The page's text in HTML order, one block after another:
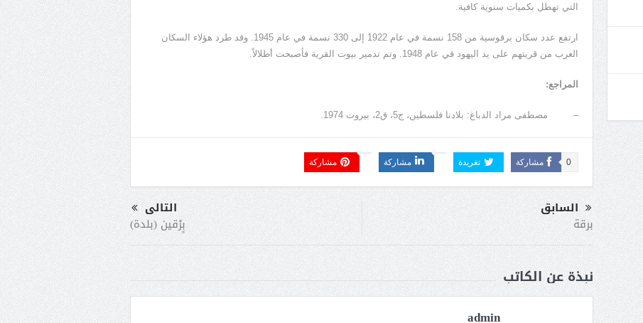
التي تهطل بكميات سنوية كافية.
ارتفع عدد سكان برقوسية من 158 نسمة في عام 1922 إلى 330 نسمة في عام 1945. وقد طرد هؤلاء السكان
العرب من قريتهم على يد اليهود في عام 1948. وتم تدمير بيوت القرية فأصبحت أطلالاً.
المراجع:
– مصطفى مراد الدباغ: بلادنا فلسطين، ج5، ق2، بيروت 1974.
مشاركة 0 تغريدة مشاركة مشاركة
السابق
برقة
التالى
بٍرْقين (بلدة)
نبذة عن الكاتب
admin